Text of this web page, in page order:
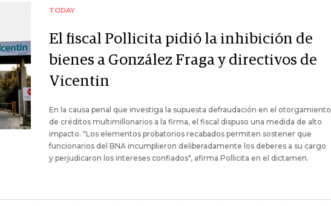
TODAY
El fiscal Pollicita pidió la inhibición de
bienes a González Fraga y directivos de
Vicentin
En la causa penal que investiga la supuesta defraudación en el otorgamiento
de créditos multimillonarios a la firma, el fiscal dispuso una medida de alto
impacto. "Los elementos probatorios recabados permiten sostener que
funcionarios del BNA incumplieron deliberadamente los deberes a su cargo
y perjudicaron los intereses confiados", afirma Pollicita en el dictamen.